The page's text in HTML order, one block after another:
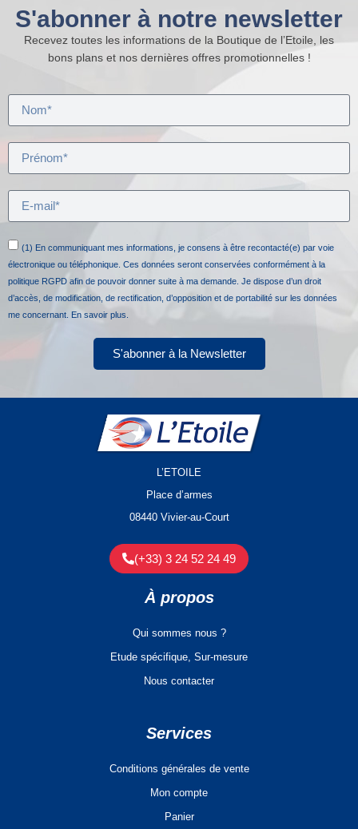
S'abonner à notre newsletter
Recevez toutes les informations de la Boutique de l’Etoile, les
bons plans et nos dernières offres promotionnelles !
(1) En communiquant mes informations, je consens à être recontacté(e) par voie
électronique ou téléphonique. Ces données seront conservées conformément à la
politique RGPD afin de pouvoir donner suite à ma demande. Je dispose d’un droit
d’accès, de modification, de rectification, d’opposition et de portabilité sur les données
me concernant. En savoir plus.
S'abonner à la Newsletter
L’ETOILE
Place d’armes
08440 Vivier-au-Court
(+33) 3 24 52 24 49
À propos
Qui sommes nous ?
Etude spécifique, Sur-mesure
Nous contacter
Services
Conditions générales de vente
Mon compte
Panier